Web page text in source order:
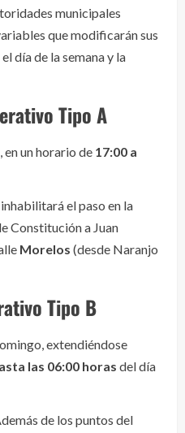
municipales
que modificarán sus
día de la semana y la
Tipo A
en un horario de 17:00 a
inhabilitará el paso en la
Constitución a Juan
Morelos (desde Naranjo
Tipo B
extendiéndose
las 06:00 horas del día
de los puntos del